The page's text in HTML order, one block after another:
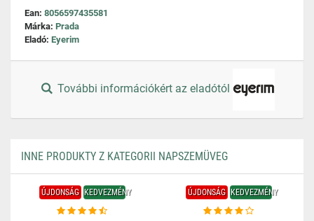
Ean: 8056597435581
Márka: Prada
Eladó: Eyerim
További információkért az eladótól
INNE PRODUKTY Z KATEGORII NAPSZEMÜVEG
ÚJDONSÁG KEDVEZMÉNY ÚJDONSÁG KEDVEZMÉNY